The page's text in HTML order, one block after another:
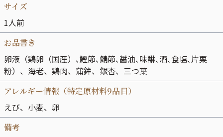
サイズ
1人前
お品書き
卵液（鶏卵（国産）､鰹節､鯖節､醤油､味醂､酒､食塩､片栗
粉）、海老、鶏肉、蒲鉾、銀杏、三つ葉
アレルギー情報（特定原材料9品目）
えび、小麦、卵
備考